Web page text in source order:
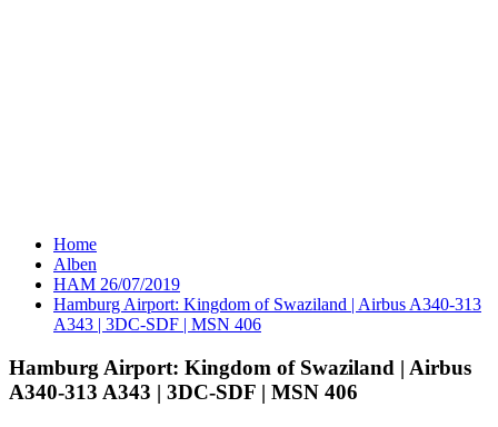
Home
Alben
HAM 26/07/2019
Hamburg Airport: Kingdom of Swaziland | Airbus A340-313
A343 | 3DC-SDF | MSN 406
Hamburg Airport: Kingdom of Swaziland | Airbus
A340-313 A343 | 3DC-SDF | MSN 406